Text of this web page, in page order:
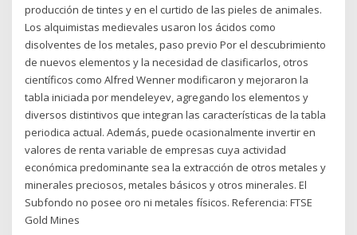
producción de tintes y en el curtido de las pieles de animales.
Los alquimistas medievales usaron los ácidos como
disolventes de los metales, paso previo Por el descubrimiento
de nuevos elementos y la necesidad de clasificarlos, otros
científicos como Alfred Wenner modificaron y mejoraron la
tabla iniciada por mendeleyev, agregando los elementos y
diversos distintivos que integran las características de la tabla
periodica actual. Además, puede ocasionalmente invertir en
valores de renta variable de empresas cuya actividad
económica predominante sea la extracción de otros metales y
minerales preciosos, metales básicos y otros minerales. El
Subfondo no posee oro ni metales físicos. Referencia: FTSE
Gold Mines